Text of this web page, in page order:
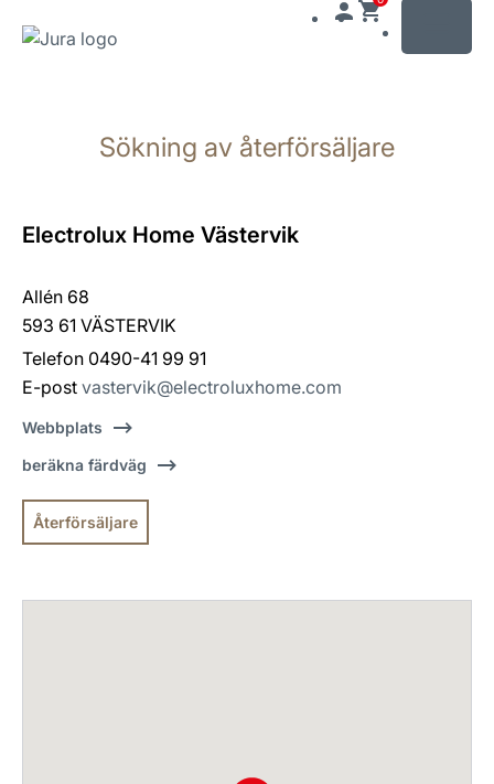
sökning
Sökning av återförsäljare
Electrolux Home Västervik
Allén 68
593 61 VÄSTERVIK
Telefon 0490-41 99 91
E-post vastervik@electroluxhome.com
Webbplats
beräkna färdväg
Återförsäljare